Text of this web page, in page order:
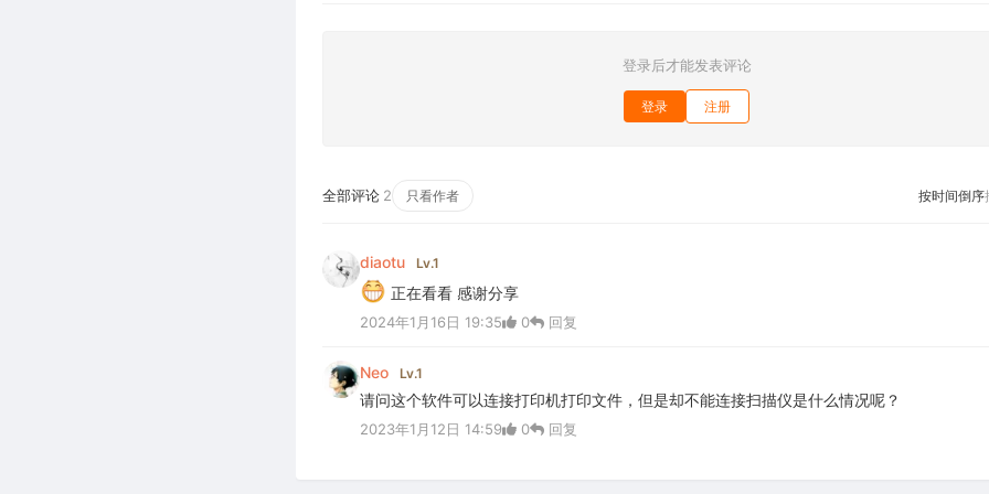
登录后才能发表评论
登录 注册
全部评论 2 只看作者 按时间倒序
diaotu Lv.1
正在看看 感谢分享
2024年1月16日 19:35 0 回复
Neo Lv.1
请问这个软件可以连接打印机打印文件，但是却不能连接扫描仪是什么情况呢？
2023年1月12日 14:59 0 回复